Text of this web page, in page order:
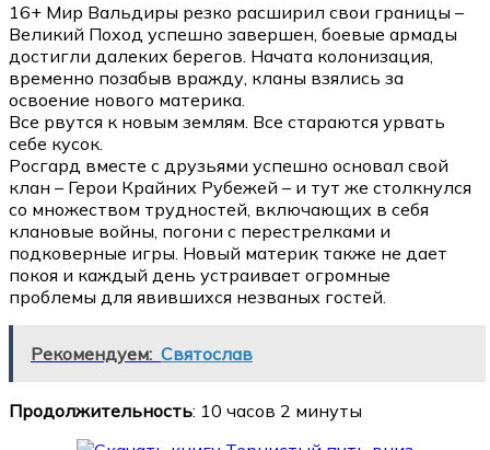
16+ Мир Вальдиры резко расширил свои границы –
Великий Поход успешно завершен, боевые армады
достигли далеких берегов. Начата колонизация,
временно позабыв вражду, кланы взялись за
освоение нового материка.
Все рвутся к новым землям. Все стараются урвать
себе кусок.
Росгард вместе с друзьями успешно основал свой
клан – Герои Крайних Рубежей – и тут же столкнулся
со множеством трудностей, включающих в себя
клановые войны, погони с перестрелками и
подковерные игры. Новый материк также не дает
покоя и каждый день устраивает огромные
проблемы для явившихся незваных гостей.
Рекомендуем: Святослав
Продолжительность: 10 часов 2 минуты